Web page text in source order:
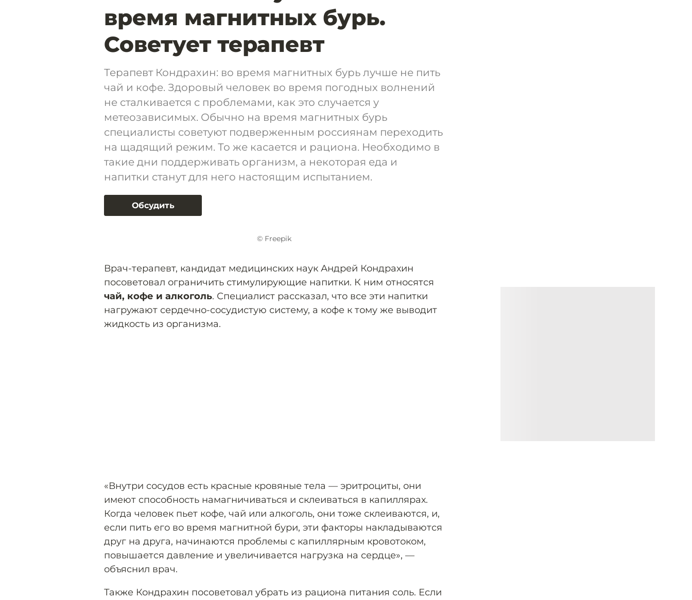
время магнитных бурь.
Советует терапевт
Терапевт Кондрахин: во время магнитных бурь лучше не пить
чай и кофе. Здоровый человек во время погодных волнений
не сталкивается с проблемами, как это случается у
метеозависимых. Обычно на время магнитных бурь
специалисты советуют подверженным россиянам переходить
на щадящий режим. То же касается и рациона. Необходимо в
такие дни поддерживать организм, а некоторая еда и
напитки станут для него настоящим испытанием.
Обсудить
© Freepik
Врач-терапевт, кандидат медицинских наук Андрей Кондрахин
посоветовал ограничить стимулирующие напитки. К ним относятся
чай, кофе и алкоголь. Специалист рассказал, что все эти напитки
нагружают сердечно-сосудистую систему, а кофе к тому же выводит
жидкость из организма.
«Внутри сосудов есть красные кровяные тела — эритроциты, они
имеют способность намагничиваться и склеиваться в капиллярах.
Когда человек пьет кофе, чай или алкоголь, они тоже склеиваются, и,
если пить его во время магнитной бури, эти факторы накладываются
друг на друга, начинаются проблемы с капиллярным кровотоком,
повышается давление и увеличивается нагрузка на сердце», —
объяснил врач.
Также Кондрахин посоветовал убрать из рациона питания соль. Если